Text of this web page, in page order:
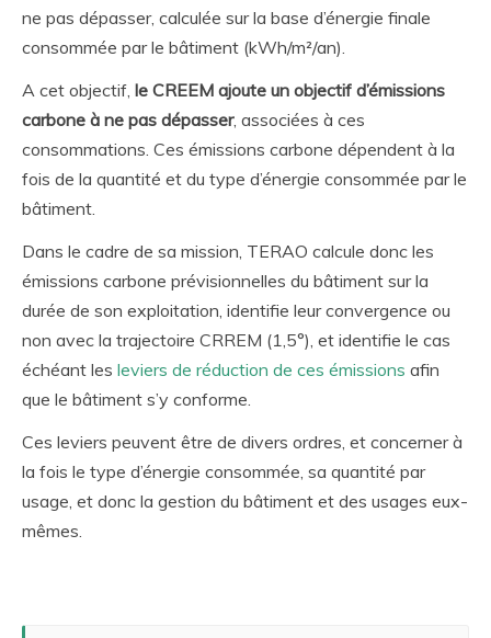
ne pas dépasser, calculée sur la base d’énergie finale
consommée par le bâtiment (kWh/m²/an).
A cet objectif, le CREEM ajoute un objectif d’émissions
carbone à ne pas dépasser, associées à ces
consommations. Ces émissions carbone dépendent à la
fois de la quantité et du type d’énergie consommée par le
bâtiment.
Dans le cadre de sa mission, TERAO calcule donc les
émissions carbone prévisionnelles du bâtiment sur la
durée de son exploitation, identifie leur convergence ou
non avec la trajectoire CRREM (1,5°), et identifie le cas
échéant les leviers de réduction de ces émissions afin
que le bâtiment s’y conforme.
Ces leviers peuvent être de divers ordres, et concerner à
la fois le type d’énergie consommée, sa quantité par
usage, et donc la gestion du bâtiment et des usages eux-
mêmes.